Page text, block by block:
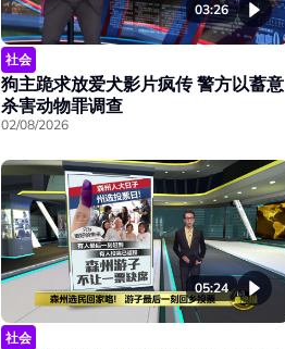
03:26
社会
狗主跪求放爱犬影片疯传 警方以蓄意
杀害动物罪调查
02/08/2026
05:24
社会